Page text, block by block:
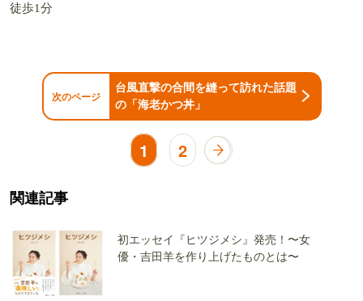
徒歩1分
次のページ
台風直撃の合間を縫って訪れた話題
の「海老かつ丼」
1 2
関連記事
初エッセイ『ヒツジメシ』発売！〜女
優・吉田羊を作り上げたものとは〜